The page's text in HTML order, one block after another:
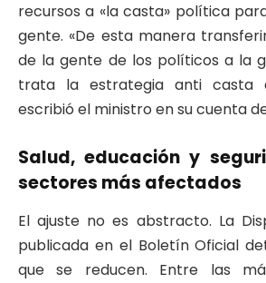
recursos a «la casta» política
gente. «De esta manera
de la gente de los políticos a la
trata la estrategia anti casta
escribió el ministro en su cuenta
Salud, educación y
sectores más afectados
El ajuste no es abstracto. La
publicada en el Boletín Oficial
que se reducen. Entre las